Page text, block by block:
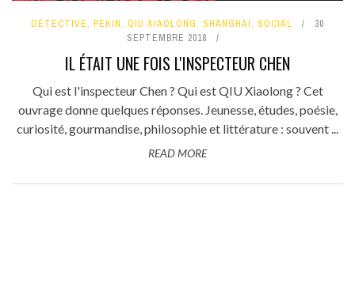
DÉTECTIVE, PÉKIN, QIU XIAOLONG, SHANGHAI, SOCIAL
30
SEPTEMBRE 2018
IL ÉTAIT UNE FOIS L'INSPECTEUR CHEN
Qui est l'inspecteur Chen ? Qui est QIU Xiaolong ? Cet
ouvrage donne quelques réponses. Jeunesse, études, poésie,
curiosité, gourmandise, philosophie et littérature : souvent ...
READ MORE